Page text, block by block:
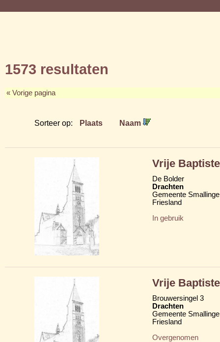
1573 resultaten
« Vorige pagina
Sorteer op: Plaats Naam
Vrije
De Bolder
Drachten
Gemeente
Friesland
In gebruik
Vrije
Brouwersingel 3
Drachten
Gemeente
Friesland
Overgenomen